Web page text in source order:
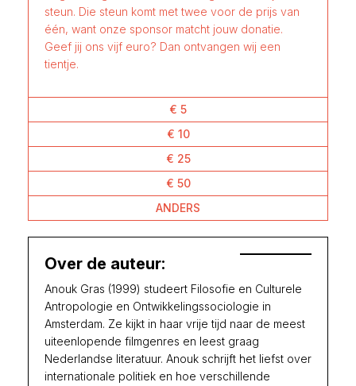
steun. Die steun komt met twee voor de prijs van
één, want onze sponsor matcht jouw donatie.
Geef jij ons vijf euro? Dan ontvangen wij een
tientje.
€ 5
€ 10
€ 25
€ 50
ANDERS
Over de auteur:
Anouk Gras (1999) studeert Filosofie en Culturele
Antropologie en Ontwikkelingssociologie in
Amsterdam. Ze kijkt in haar vrije tijd naar de meest
uiteenlopende filmgenres en leest graag
Nederlandse literatuur. Anouk schrijft het liefst over
internationale politiek en hoe verschillende